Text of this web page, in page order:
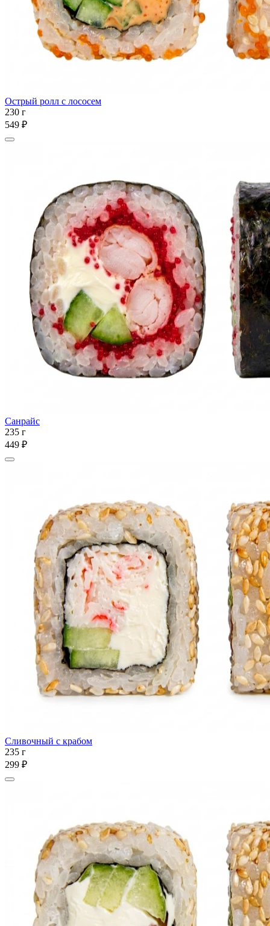
Острый ролл с лососем
230 г
549 ₽
Санрайс
235 г
449 ₽
Сливочный с крабом
235 г
299 ₽